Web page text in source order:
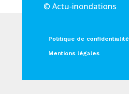
© Actu-inondations
Politique de confidentialité
Mentions légales